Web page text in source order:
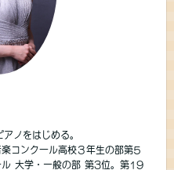
ノをはじめる。
コンクール高校３年生の部第5
ル 大学・一般の部 第3位。第19